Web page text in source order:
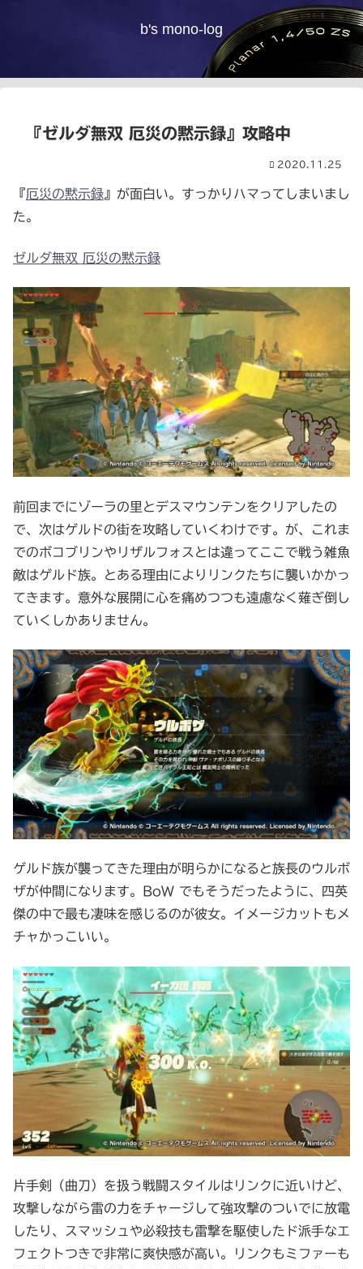
b's mono-log
『ゼルダ無双 厄災の黙示録』攻略中
2020.11.25
『厄災の黙示録』が面白い。すっかりハマってしまいまし
た。
ゼルダ無双 厄災の黙示録
前回までにゾーラの里とデスマウンテンをクリアしたの
で、次はゲルドの街を攻略していくわけです。が、これま
でのボコブリンやリザルフォスとは違ってここで戦う雑魚
敵はゲルド族。とある理由によりリンクたちに襲いかかっ
てきます。意外な展開に心を痛めつつも遠慮なく薙ぎ倒し
ていくしかありません。
ゲルド族が襲ってきた理由が明らかになると族長のウルボ
ザが仲間になります。BoW でもそうだったように、四英
傑の中で最も凄味を感じるのが彼女。イメージカットもメ
チャかっこいい。
片手剣（曲刀）を扱う戦闘スタイルはリンクに近いけど、
攻撃しながら雷の力をチャージして強攻撃のついでに放電
したり、スマッシュや必殺技も雷撃を駆使したド派手なエ
フェクトつきで非常に爽快感が高い。リンクもミファーも